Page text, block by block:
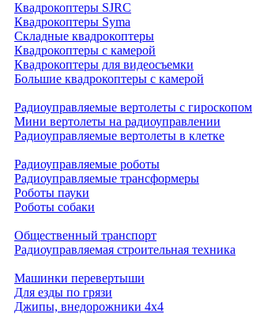
Квадрокоптеры SJRC
Квадрокоптеры Syma
Складные квадрокоптеры
Квадрокоптеры с камерой
Квадрокоптеры для видеосъемки
Большие квадрокоптеры с камерой
Радиоуправляемые вертолеты с гироскопом
Мини вертолеты на радиоуправлении
Радиоуправляемые вертолеты в клетке
Радиоуправляемые роботы
Радиоуправляемые трансформеры
Роботы пауки
Роботы собаки
Общественный транспорт
Радиоуправляемая строительная техника
Машинки перевертыши
Для езды по грязи
Джипы, внедорожники 4x4